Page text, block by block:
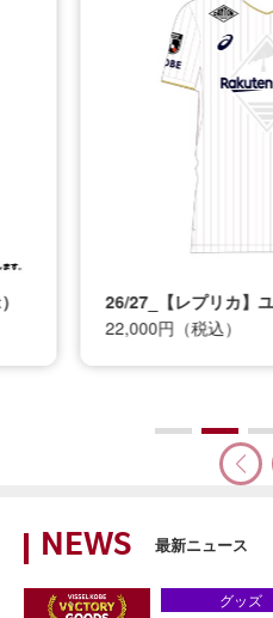
26/27_【レプリカ】
22,000円（税込）
NEWS 最新ニュース
グッズ